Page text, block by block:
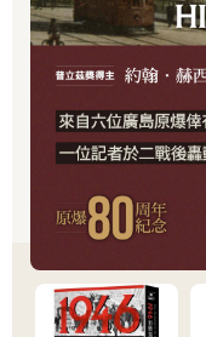
非軍事區數十年來都
在南韓這邊，若透過
邊有一座村落，稱為機
建築，清道夫也會定時
快發現這些在一九五○
現實生活中的波坦金村
由於非軍事區內極度
偏好的路線，都是穿越
危險，只是原因截然不
人當成難民來看待，因
遣返者幾乎定會被扔到